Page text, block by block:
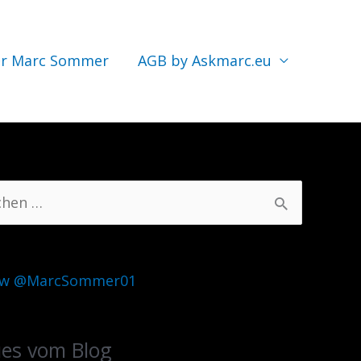
Marc Sommer AGB by Askmarc.eu
@MarcSommer01
vom Blog